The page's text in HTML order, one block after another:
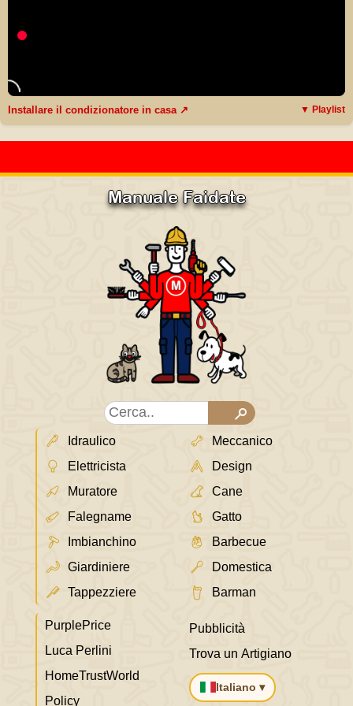
Installare il condizionatore in casa ↗ ▼ Playlist
Manuale Faidate
Idraulico
Elettricista
Muratore
Falegname
Imbianchino
Giardiniere
Tappezziere
Meccanico
Design
Cane
Gatto
Barbecue
Domestica
Barman
PurplePrice
Luca Perlini
HomeTrustWorld
Policy
Pubblicità
Trova un Artigiano
Italiano ▾